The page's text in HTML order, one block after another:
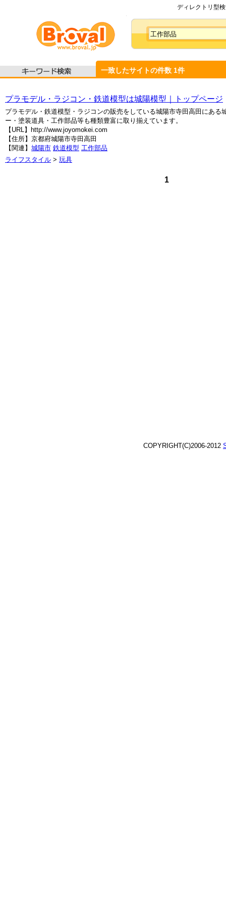
ディレクトリ型
一致したサイトの件数 1件
プラモデル・ラジコン・鉄道模型は城陽模型｜トップページ
プラモデル・鉄道模型・ラジコンの販売をしている城陽市寺田高田にある
ー・塗装道具・工作部品等も種類豊富に取り揃えています。
【URL】http://www.joyomokei.com
【住所】京都府城陽市寺田高田
【関連】 城陽市 鉄道模型 工作部品
ライフスタイル > 玩具
1
COPYRIGHT(C)2006-2012